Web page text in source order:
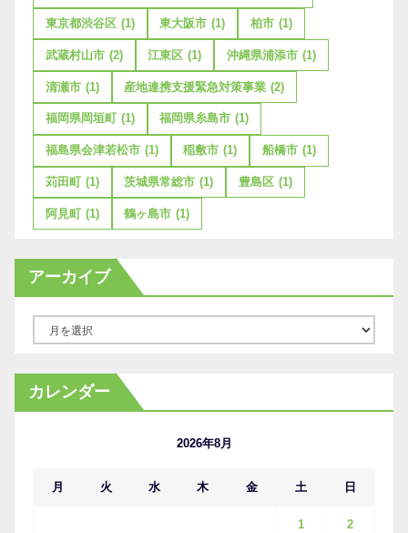
東京都渋谷区 (1) 東大阪市 (1) 柏市 (1)
武蔵村山市 (2) 江東区 (1) 沖縄県浦添市 (1)
清瀬市 (1) 産地連携支援緊急対策事業 (2)
福岡県岡垣町 (1) 福岡県糸島市 (1)
福島県会津若松市 (1) 稲敷市 (1) 船橋市 (1)
苅田町 (1) 茨城県常総市 (1) 豊島区 (1)
阿見町 (1) 鶴ヶ島市 (1)
アーカイブ
カ
イ
カレンダー
2026年8月
月 火 水 木 金 土 日
1 2